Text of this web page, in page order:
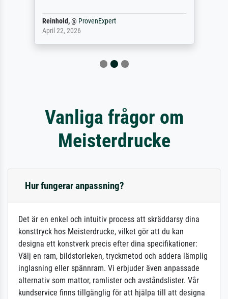
Reinhold,@ ProvenExpert
April 22, 2026
Vanliga frågor om
Meisterdrucke
Hur fungerar anpassning?
Det är en enkel och intuitiv process att skräddarsy dina
konsttryck hos Meisterdrucke, vilket gör att du kan
designa ett konstverk precis efter dina specifikationer:
Välj en ram, bildstorleken, tryckmetod och addera lämplig
inglasning eller spännram. Vi erbjuder även anpassade
alternativ som mattor, ramlister och avståndslister. Vår
kundservice finns tillgänglig för att hjälpa till att designa